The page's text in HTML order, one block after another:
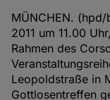
MÜNCHEN.
2011 um 11.00
Rahmen des
Leopoldstraße in
Gottlosentreffen